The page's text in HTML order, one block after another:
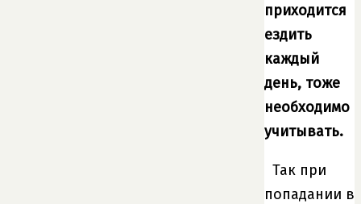
приходится
ездить
каждый
день, тоже
необходимо
учитывать.
Так при
попадании в